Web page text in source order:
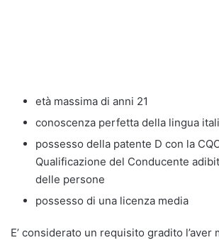
età massima di anni 21
conoscenza perfetta della lingua
possesso della patente D con la
Qualificazione del Conducente
delle persone
possesso di una licenza media
E’ considerato un requisito gradito l’aver